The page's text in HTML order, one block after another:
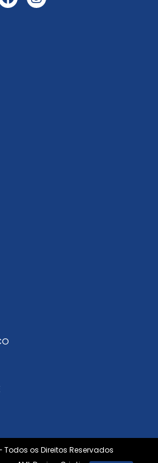
os Direitos Reservados